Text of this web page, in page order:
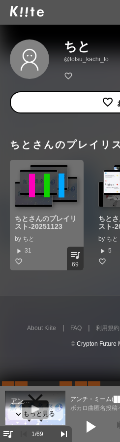
ちと
@totsu_kachi_to
ちとさんのプレイリ
ちとさんのプレイリ
スト-20251123
by ちと
play_arrow 31 queue_music
69
ちと
スト-
by ちと
play_arrow 5
About Kiite FAQ 利用規約
© Crypton Future
queue_music 1 /69 skip_next
アンチ・ミーム
ボカロ曲匿名投稿
play_arrow